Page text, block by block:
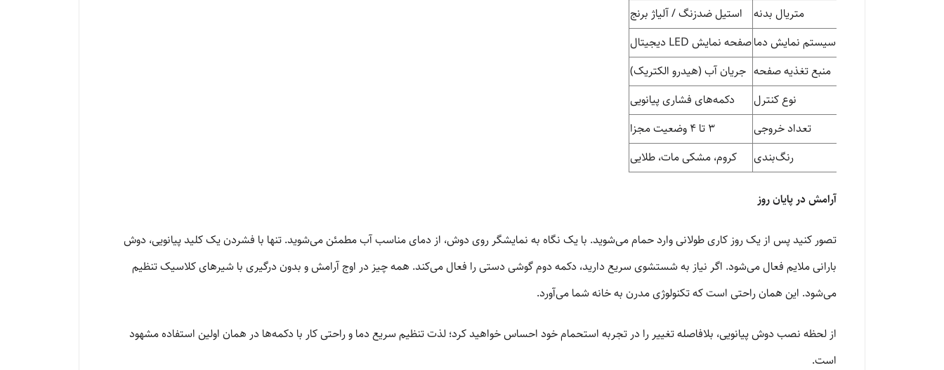
متریال بدنه
استیل ضدزنگ / آلیاژ برنج
سیستم نمایش دماصفحه نمایش LED دیجیتال
منبع تغذیه صفحه جریان آب (هیدرو الکتریک)
نوع کنترل
دکمه‌های فشاری پیانویی
تعداد خروجی
۳ تا ۴ وضعیت مجزا
رنگ‌بندی
کروم، مشکی مات، طلایی
آرامش در پایان روز
تصور کنید پس از یک روز کاری طولانی وارد حمام می‌شوید. با یک نگاه به نمایشگر روی دوش، از دمای مناسب آب مطمئن می‌شوید. تنها با فشردن یک کلید پیانویی، دوش
بارانی ملایم فعال می‌شود. اگر نیاز به شستشوی سریع دارید، دکمه دوم گوشی دستی را فعال می‌کند. همه چیز در اوج آرامش و بدون درگیری با شیرهای کلاسیک تنظیم
می‌شود. این همان راحتی است که تکنولوژی مدرن به خانه شما می‌آورد.
از لحظه نصب دوش پیانویی، بلافاصله تغییر را در تجربه استحمام خود احساس خواهید کرد؛ لذت تنظیم سریع دما و راحتی کار با دکمه‌ها در همان اولین استفاده مشهود
است.